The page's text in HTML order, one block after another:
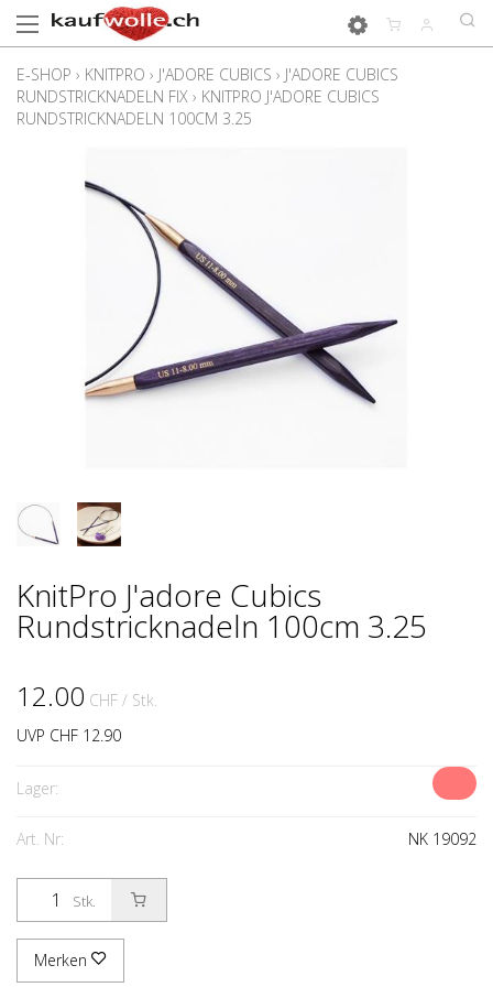
E-SHOP › KNITPRO › J'ADORE CUBICS › J'ADORE CUBICS
RUNDSTRICKNADELN FIX › KNITPRO J'ADORE CUBICS
RUNDSTRICKNADELN 100CM 3.25
KnitPro J'adore Cubics
Rundstricknadeln 100cm 3.25
12.00 CHF / Stk.
UVP CHF 12.90
Lager:
Art. Nr: NK 19092
Stk.
Merken